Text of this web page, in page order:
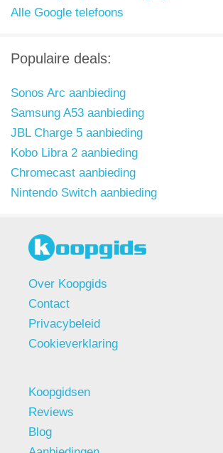
Alle Google telefoons
Populaire deals:
Sonos Arc aanbieding
Samsung A53 aanbieding
JBL Charge 5 aanbieding
Kobo Libra 2 aanbieding
Chromecast aanbieding
Nintendo Switch aanbieding
Over Koopgids
Contact
Privacybeleid
Cookieverklaring
Koopgidsen
Reviews
Blog